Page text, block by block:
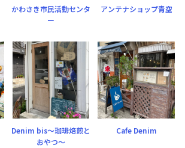
かわさき市民活動センタ
ー
アンテナショップ青空
Denim bis〜珈琲焙煎と
おやつ〜
Cafe Denim